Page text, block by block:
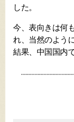
した。
今、表向きは何
れ、当然のよう
結果、中国国内